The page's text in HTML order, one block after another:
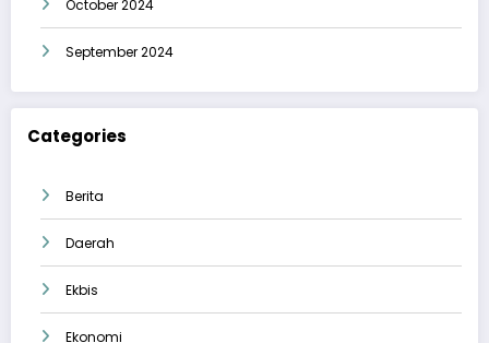
October 2024
September 2024
Categories
Berita
Daerah
Ekbis
Ekonomi